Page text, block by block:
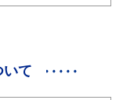
いて